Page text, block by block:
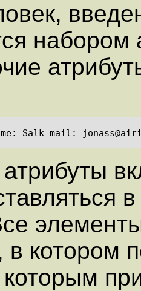
набором
в котором
которым